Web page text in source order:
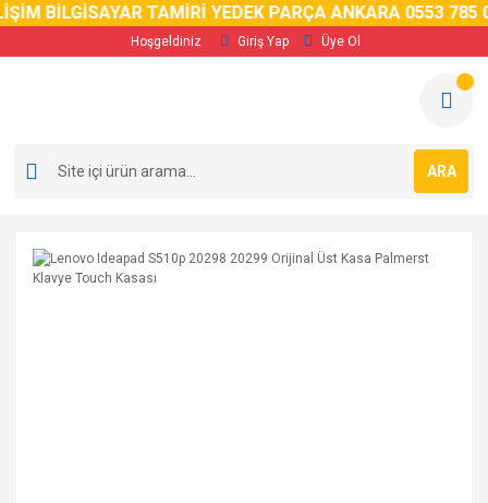
BİLGİSAYAR TAMİRİ YEDEK PARÇA ANKARA 0553 785 02
Hoşgeldiniz Giriş Yap Üye Ol
ARA